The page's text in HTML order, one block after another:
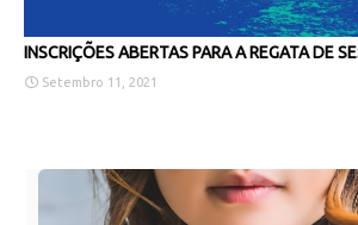
INSCRIÇÕES ABERTAS PARA A REGATA DE
Setembro 11, 2021